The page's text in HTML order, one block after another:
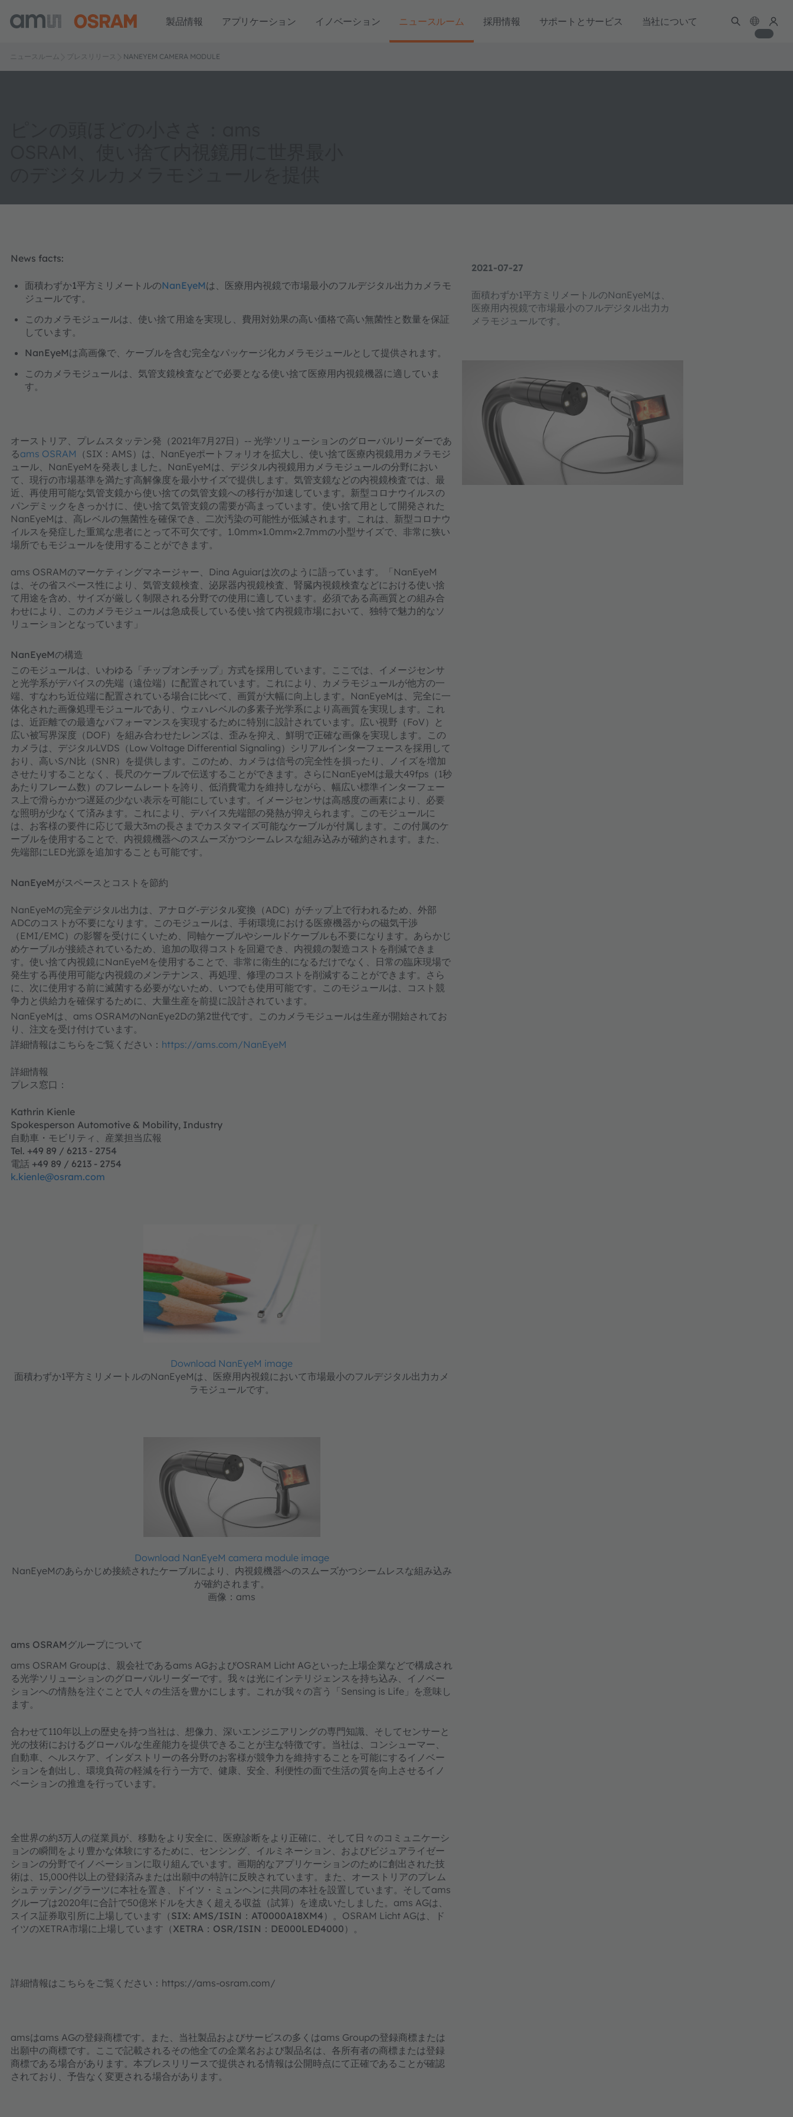
製品情報 アプリケーション イノベーション ニュースルーム 採用情報 サポートとサービス 当社について
ニュースルーム プレスリリース NANEYEM CAMERA MODULE
2021-07-27
面積わずか1平方ミリメートルのNanEyeMは、
医療用内視鏡で市場最小のフルデジタル出力カ
メラモジュールです。
News facts:
面積わずか1平方ミリメートルのNanEyeMは、医療用内視鏡で市場最小のフルデジタル出力カメラモ
ジュールです。
このカメラモジュールは、使い捨て用途を実現し、費用対効果の高い価格で高い無菌性と数量を保証
しています。
NanEyeMは高画像で、ケーブルを含む完全なパッケージ化カメラモジュールとして提供されます。
このカメラモジュールは、気管支鏡検査などで必要となる使い捨て医療用内視鏡機器に適していま
す。
オーストリア、プレムスタッテン発（2021年7月27日）-- 光学ソリューションのグローバルリーダーであ
るams OSRAM （SIX：AMS）は、NanEyeポートフォリオを拡大し、使い捨て医療内視鏡用カメラモジ
ュール、NanEyeMを発表しました。NanEyeMは、デジタル内視鏡用カメラモジュールの分野におい
て、現行の市場基準を満たす高解像度を最小サイズで提供します。気管支鏡などの内視鏡検査では、最
近、再使用可能な気管支鏡から使い捨ての気管支鏡への移行が加速しています。新型コロナウイルスの
パンデミックをきっかけに、使い捨て気管支鏡の需要が高まっています。使い捨て用として開発された
NanEyeMは、高レベルの無菌性を確保でき、二次汚染の可能性が低減されます。これは、新型コロナウ
イルスを発症した重篤な患者にとって不可欠です。1.0mm×1.0mm×2.7mmの小型サイズで、非常に狭い
場所でもモジュールを使用することができます。
ams OSRAMのマーケティングマネージャー、Dina Aguiarは次のように語っています。「NanEyeM
は、その省スペース性により、気管支鏡検査、泌尿器内視鏡検査、腎臓内視鏡検査などにおける使い捨
て用途を含め、サイズが厳しく制限される分野での使用に適しています。必須である高画質との組み合
わせにより、このカメラモジュールは急成長している使い捨て内視鏡市場において、独特で魅力的なソ
リューションとなっています」
NanEyeMの構造
このモジュールは、いわゆる「チップオンチップ」方式を採用しています。ここでは、イメージセンサ
と光学系がデバイスの先端（遠位端）に配置されています。これにより、カメラモジュールが他方の一
端、すなわち近位端に配置されている場合に比べて、画質が大幅に向上します。NanEyeMは、完全に一
体化された画像処理モジュールであり、ウェハレベルの多素子光学系により高画質を実現します。これ
は、近距離での最適なパフォーマンスを実現するために特別に設計されています。広い視野（FoV）と
広い被写界深度（DOF）を組み合わせたレンズは、歪みを抑え、鮮明で正確な画像を実現します。この
カメラは、デジタルLVDS（Low Voltage Differential Signaling）シリアルインターフェースを採用して
おり、高いS/N比（SNR）を提供します。このため、カメラは信号の完全性を損ったり、ノイズを増加
させたりすることなく、長尺のケーブルで伝送することができます。さらにNanEyeMは最大49fps（1秒
あたりフレーム数）のフレームレートを誇り、低消費電力を維持しながら、幅広い標準インターフェー
ス上で滑らかかつ遅延の少ない表示を可能にしています。イメージセンサは高感度の画素により、必要
な照明が少なくて済みます。これにより、デバイス先端部の発熱が抑えられます。このモジュールに
は、お客様の要件に応じて最大3mの長さまでカスタマイズ可能なケーブルが付属します。この付属のケ
ーブルを使用することで、内視鏡機器へのスムーズかつシームレスな組み込みが確約されます。また、
先端部にLED光源を追加することも可能です。
NanEyeMがスペースとコストを節約
NanEyeMの完全デジタル出力は、アナログ‐デジタル変換（ADC）がチップ上で行われるため、外部
ADCのコストが不要になります。このモジュールは、手術環境における医療機器からの磁気干渉
（EMI/EMC）の影響を受けにくいため、同軸ケーブルやシールドケーブルも不要になります。あらかじ
めケーブルが接続されているため、追加の取得コストを回避でき、内視鏡の製造コストを削減できま
す。使い捨て内視鏡にNanEyeMを使用することで、非常に衛生的になるだけでなく、日常の臨床現場で
発生する再使用可能な内視鏡のメンテナンス、再処理、修理のコストを削減することができます。さら
に、次に使用する前に滅菌する必要がないため、いつでも使用可能です。このモジュールは、コスト競
争力と供給力を確保するために、大量生産を前提に設計されています。
NanEyeMは、ams OSRAMのNanEye2Dの第2世代です。このカメラモジュールは生産が開始されてお
り、注文を受け付けています。
詳細情報はこちらをご覧ください： https://ams.com/NanEyeM
詳細情報
プレス窓口：
Kathrin Kienle
Spokesperson Automotive & Mobility, Industry
自動車・モビリティ、産業担当広報
Tel. +49 89 / 6213 - 2754
電話 +49 89 / 6213 - 2754
k.kienle@osram.com
Download NanEyeM image
面積わずか1平方ミリメートルのNanEyeMは、医療用内視鏡において市場最小のフルデジタル出力カメ
ラモジュールです。
Download NanEyeM camera module image
NanEyeMのあらかじめ接続されたケーブルにより、内視鏡機器へのスムーズかつシームレスな組み込み
が確約されます。
画像：ams
ams OSRAMグループについて
ams OSRAM Groupは、親会社であるams AGおよびOSRAM Licht AGといった上場企業などで構成され
る光学ソリューションのグローバルリーダーです。我々は光にインテリジェンスを持ち込み、イノベー
ションへの情熱を注ぐことで人々の生活を豊かにします。これが我々の言う「Sensing is Life」を意味し
ます。
合わせて110年以上の歴史を持つ当社は、想像力、深いエンジニアリングの専門知識、そしてセンサーと
光の技術におけるグローバルな生産能力を提供できることが主な特徴です。当社は、コンシューマー、
自動車、ヘルスケア、インダストリーの各分野のお客様が競争力を維持することを可能にするイノベー
ションを創出し、環境負荷の軽減を行う一方で、健康、安全、利便性の面で生活の質を向上させるイノ
ベーションの推進を行っています。
全世界の約3万人の従業員が、移動をより安全に、医療診断をより正確に、そして日々のコミュニケーシ
ョンの瞬間をより豊かな体験にするために、センシング、イルミネーション、およびビジュアライゼー
ションの分野でイノベーションに取り組んでいます。画期的なアプリケーションのために創出された技
術は、15,000件以上の登録済みまたは出願中の特許に反映されています。また、オーストリアのプレム
シュテッテン/グラーツに本社を置き、ドイツ・ミュンヘンに共同の本社を設置しています。そしてams
グループは2020年に合計で50億米ドルを大きく超える収益（試算）を達成いたしました。ams AGは、
スイス証券取引所に上場しています （SIX: AMS/ISIN：AT0000A18XM4） 。OSRAM Licht AGは、ド
イツのXETRA市場に上場しています （XETRA：OSR/ISIN：DE000LED4000） 。
詳細情報はこちらをご覧ください：https://ams-osram.com/
amsはams AGの登録商標です。また、当社製品およびサービスの多くはams Groupの登録商標または
出願中の商標です。ここで記載されるその他全ての企業名および製品名は、各所有者の商標または登録
商標である場合があります。本プレスリリースで提供される情報は公開時点にて正確であることが確認
されており、予告なく変更される場合があります。